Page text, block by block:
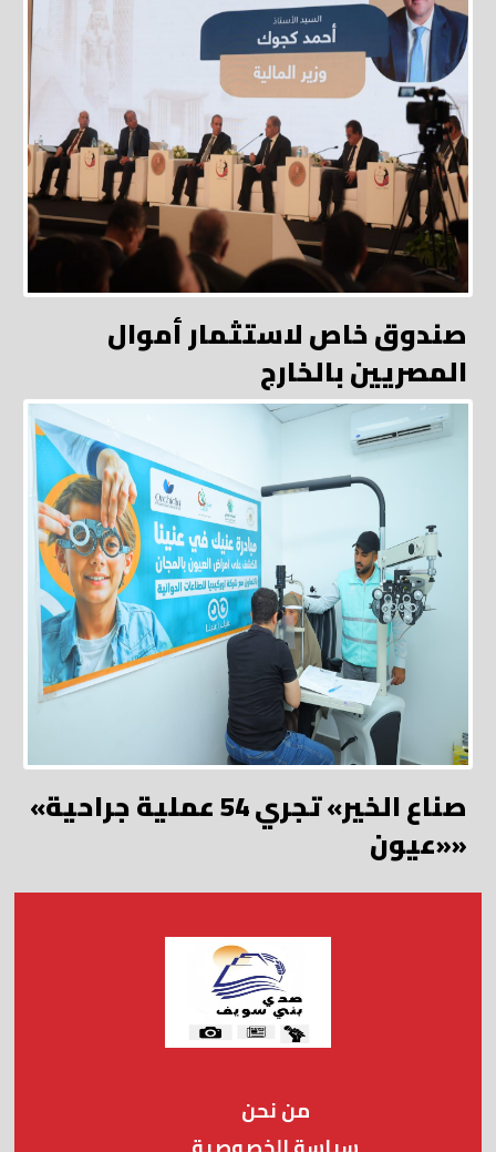
صندوق خاص لاستثمار أموال
المصريين بالخارج
«صناع الخير» تجري 54 عملية جراحية
«عيون»
من نحن